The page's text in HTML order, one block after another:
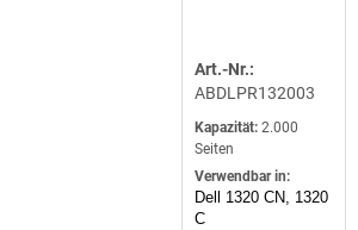
Art.-Nr.:
ABDLPR132003
Kapazität: 2.000
Seiten
Verwendbar in:
Dell 1320 CN, 1320
C